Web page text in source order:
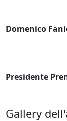
Domenico
Presidente
Gallery